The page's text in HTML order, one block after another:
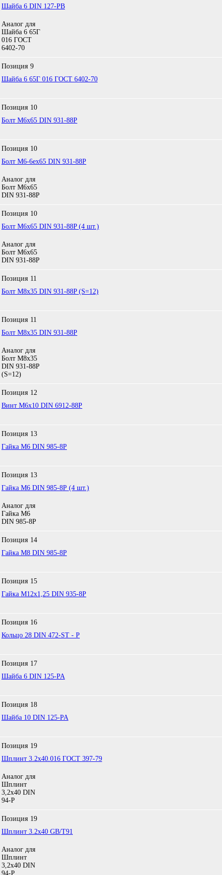
Шайба 6 DIN 127-РВ
Аналог для
Шайба 6 65Г
016 ГОСТ
6402-70
Позиция 9
Шайба 6 65Г 016 ГОСТ 6402-70
Позиция 10
Болт М6х65 DIN 931-88P
Позиция 10
Болт М6-6eх65 DIN 931-88P
Аналог для
Болт М6х65
DIN 931-88P
Позиция 10
Болт M6x65 DIN 931-88P (4 шт.)
Аналог для
Болт М6х65
DIN 931-88P
Позиция 11
Болт М8х35 DIN 931-88P (S=12)
Позиция 11
Болт М8х35 DIN 931-88P
Аналог для
Болт М8х35
DIN 931-88P
(S=12)
Позиция 12
Винт М6х10 DIN 6912-88P
Позиция 13
Гайка М6 DIN 985-8Р
Позиция 13
Гайка M6 DIN 985-8Р (4 шт.)
Аналог для
Гайка М6
DIN 985-8Р
Позиция 14
Гайка М8 DIN 985-8P
Позиция 15
Гайка М12х1,25 DIN 935-8Р
Позиция 16
Кольцо 28 DIN 472-ST - P
Позиция 17
Шайба 6 DIN 125-PA
Позиция 18
Шайба 10 DIN 125-PA
Позиция 19
Шплинт 3.2х40.016 ГОСТ 397-79
Аналог для
Шплинт
3,2х40 DIN
94-P
Позиция 19
Шплинт 3.2х40 GB/T91
Аналог для
Шплинт
3,2х40 DIN
94-P